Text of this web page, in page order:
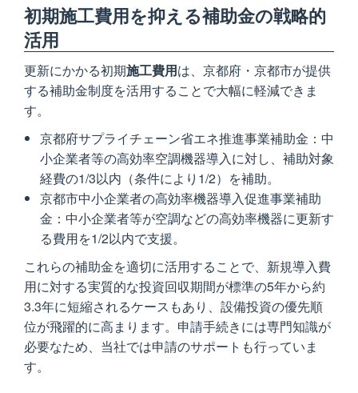
初期施工費用を抑える補助金の戦略的
活用
更新にかかる初期施工費用は、京都府・京都市が提供
する補助金制度を活用することで大幅に軽減できま
す。
京都府サプライチェーン省エネ推進事業補助金：中
小企業者等の高効率空調機器導入に対し、補助対象
経費の1/3以内（条件により1/2）を補助。
京都市中小企業者の高効率機器導入促進事業補助
金：中小企業者等が空調などの高効率機器に更新す
る費用を1/2以内で支援。
これらの補助金を適切に活用することで、新規導入費
用に対する実質的な投資回収期間が標準の5年から約
3.3年に短縮されるケースもあり、設備投資の優先順
位が飛躍的に高まります。申請手続きには専門知識が
必要なため、当社では申請のサポートも行っていま
す。